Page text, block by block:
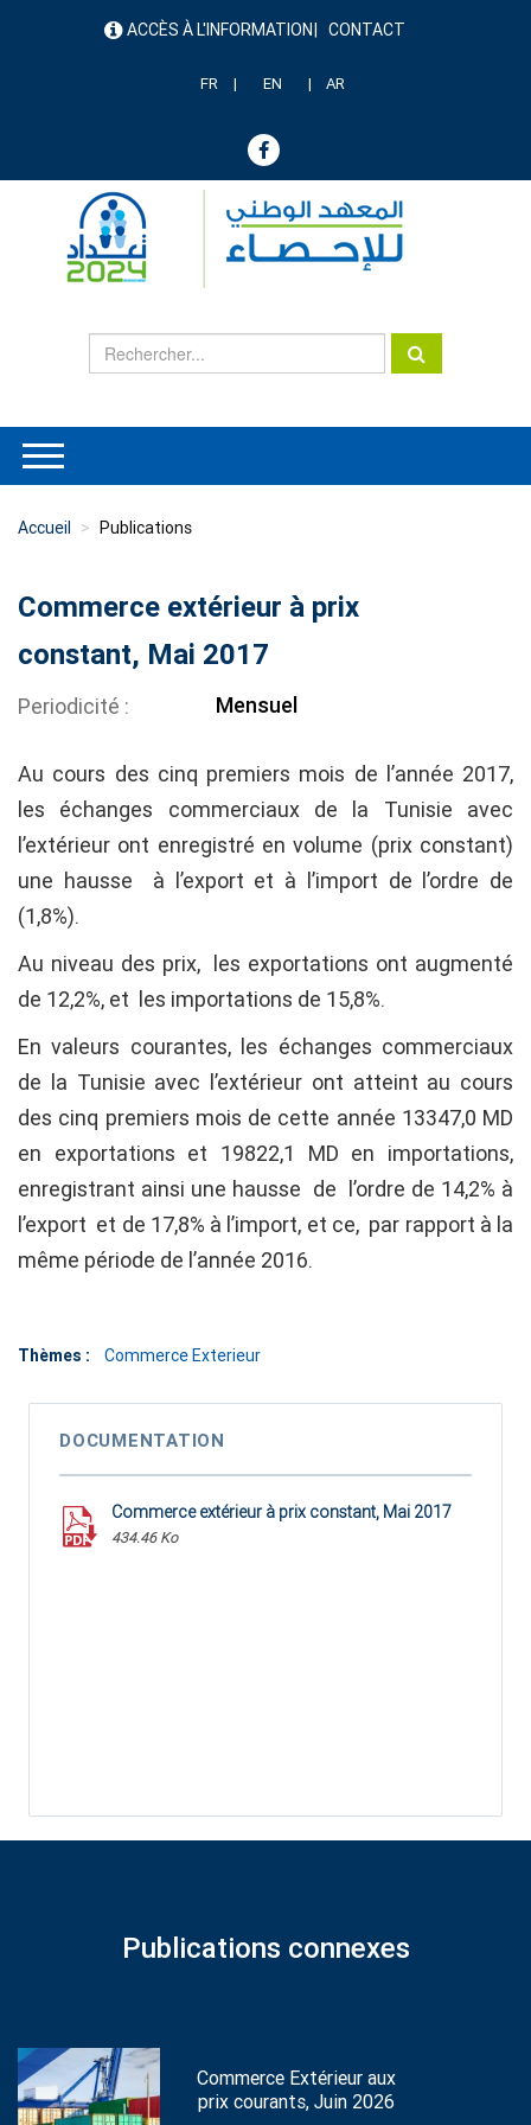
menu ACCÈS À L'INFORMATION CONTACT
FR EN AR
Accueil Publications
Commerce extérieur à prix
constant, Mai 2017
Periodicité Mensuel
Au cours des cinq premiers mois de l’année 2017,
les échanges commerciaux de la Tunisie avec
l’extérieur ont enregistré en volume (prix constant)
une hausse à l’export et à l’import de l’ordre de
(1,8%).
Au niveau des prix, les exportations ont augmenté
de 12,2%, et les importations de 15,8%.
En valeurs courantes, les échanges commerciaux
de la Tunisie avec l’extérieur ont atteint au cours
des cinq premiers mois de cette année 13347,0 MD
en exportations et 19822,1 MD en importations,
enregistrant ainsi une hausse de l’ordre de 14,2% à
l’export et de 17,8% à l’import, et ce, par rapport à la
même période de l’année 2016.
Thèmes : Commerce Exterieur
DOCUMENTATION
Commerce extérieur à prix constant, Mai 2017
434.46 Ko
Publications connexes
Commerce Extérieur aux
prix courants, Juin 2026